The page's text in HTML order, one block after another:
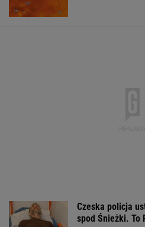
Czeska policja
spod Śnieżki. To